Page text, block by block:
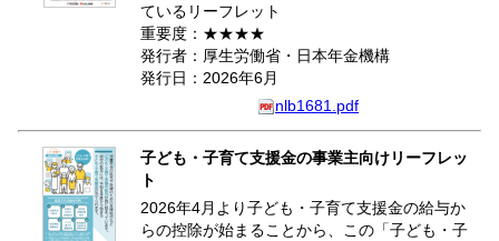
ているリーフレット
重要度：★★★★
発行者：厚生労働省・日本年金機構
発行日：2026年6月
nlb1681.pdf
子ども・子育て支援金の事業主向けリーフレッ
ト
2026年4月より子ども・子育て支援金の給与か
らの控除が始まることから、この「子ども・子